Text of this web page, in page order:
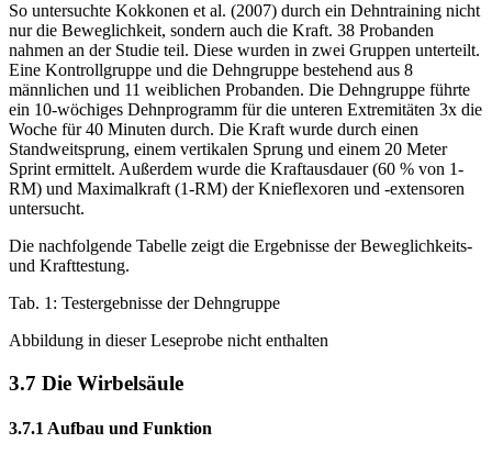
So untersuchte Kokkonen et al. (2007) durch ein Dehntraining nicht
nur die Beweglichkeit, sondern auch die Kraft. 38 Probanden
nahmen an der Studie teil. Diese wurden in zwei Gruppen unterteilt.
Eine Kontrollgruppe und die Dehngruppe bestehend aus 8
männlichen und 11 weiblichen Probanden. Die Dehngruppe führte
ein 10-wöchiges Dehnprogramm für die unteren Extremitäten 3x die
Woche für 40 Minuten durch. Die Kraft wurde durch einen
Standweitsprung, einem vertikalen Sprung und einem 20 Meter
Sprint ermittelt. Außerdem wurde die Kraftausdauer (60 % von 1-
RM) und Maximalkraft (1-RM) der Knieflexoren und -extensoren
untersucht.
Die nachfolgende Tabelle zeigt die Ergebnisse der Beweglichkeits-
und Krafttestung.
Tab. 1: Testergebnisse der Dehngruppe
Abbildung in dieser Leseprobe nicht enthalten
3.7 Die Wirbelsäule
3.7.1 Aufbau und Funktion